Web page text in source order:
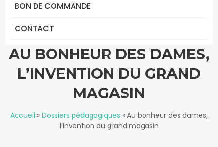
BON DE COMMANDE
CONTACT
AU BONHEUR DES DAMES,
L’INVENTION DU GRAND
MAGASIN
Accueil » Dossiers pédagogiques » Au bonheur des dames,
l’invention du grand magasin